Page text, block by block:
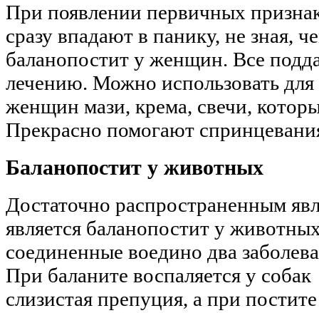
При появлении первичных
сразу впадают в панику, не зная,
баланопостит у женщин. Все
лечению. Можно использовать для
женщин мази, крема, свечи,
Прекрасно помогают
Баланопостит у животных
Достаточно распространенным
является баланопостит у
соединенные воедино два
При баланите воспаляется у собак
слизистая препуция, а при постите